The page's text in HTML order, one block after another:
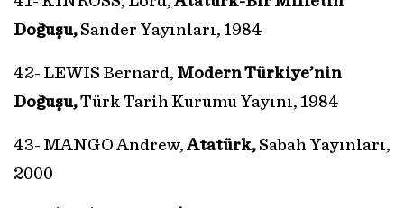
Doğuşu, Sander Yayınları, 1984
42- LEWIS Bernard, Modern Türkiye’nin
Doğuşu,Türk Tarih Kurumu Yayını, 1984
43- MANGO Andrew, Atatürk, Sabah Yayınları,
2000